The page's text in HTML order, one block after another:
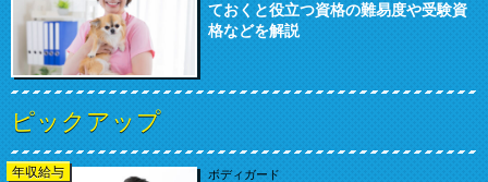
ておくと役立つ資格の難易度や受験資
格などを解説
ピックアップ
年収給与 ボディガード